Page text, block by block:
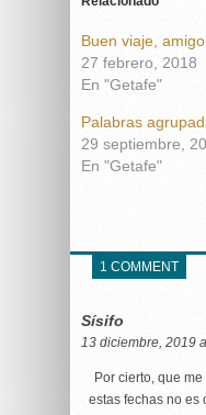
Buen viaje, amigo
27 febrero, 2018
En "Getafe"
Palabras
29 septiembre,
En "Getafe"
1 COMMENT
Sísifo
13 diciembre, 2019
Por cierto, que
estas fechas no